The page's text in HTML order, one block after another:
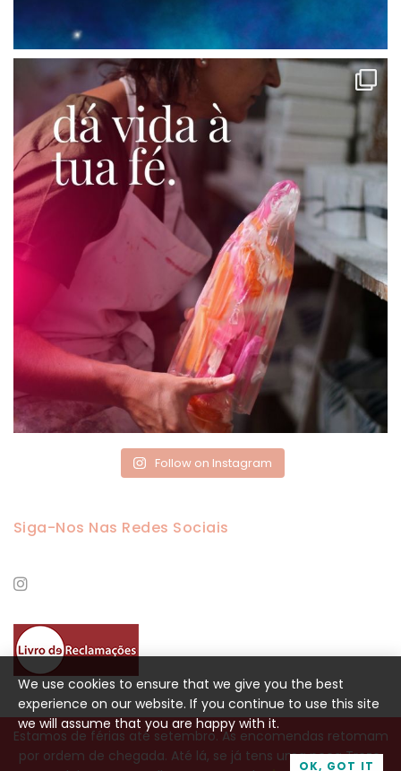
Estamos de férias até setembro. As encomendas retomam
por ordem de chegada. Até lá, se já tens uma peça Treze,
Follow on Instagram
Siga-Nos Nas Redes Sociais
DESIGN BYLANCE COLLECTIVE
We use cookies to ensure that we give you the best
experience on our website. If you continue to use this site
we will assume that you are happy with it.
OK, GOT IT